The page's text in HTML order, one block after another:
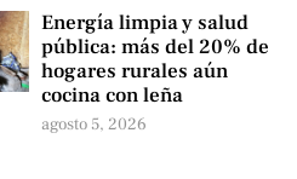
Energía limpia y salud
pública: más del 20% de
hogares rurales aún
cocina con leña
agosto 5, 2026